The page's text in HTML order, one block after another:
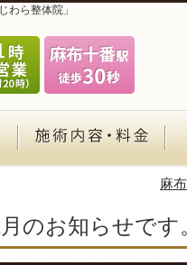
わら整体院」
麻
のお知らせです